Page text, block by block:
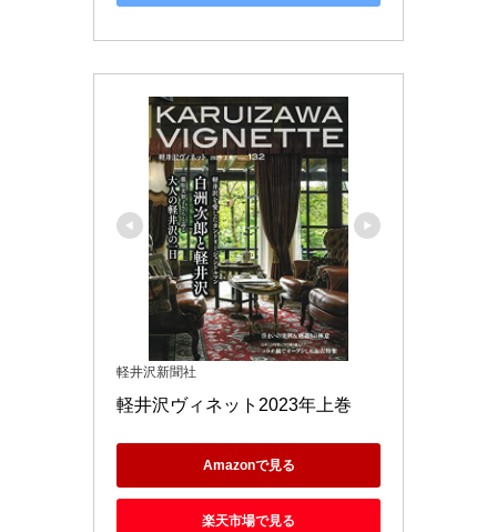
軽井沢新聞社
軽井沢ヴィネット2023年上巻
Amazonで見る
楽天市場で見る